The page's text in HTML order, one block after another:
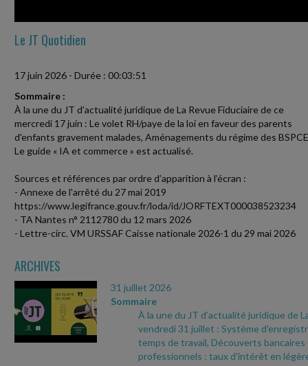
Le JT Quotidien
17 juin 2026 - Durée : 00:03:51
Sommaire :
À la une du JT d’actualité juridique de La Revue Fiduciaire de ce
mercredi 17 juin : Le volet RH/paye de la loi en faveur des parents
d'enfants gravement malades, Aménagements du régime des
Le guide « IA et commerce » est actualisé.
Sources et références par ordre d’apparition à l’écran :
- Annexe de l'arrêté du 27 mai 2019
https://www.legifrance.gouv.fr/loda/id/JORFTEXT000038523234
- TA Nantes n° 2112780 du 12 mars 2026
- Lettre-circ. VM URSSAF Caisse nationale 2026-1 du 29 mai 2026
ARCHIVES
31 juillet 2026
Sommaire
À la une du JT d’actualité juridique de
vendredi 31 juillet : Système
temps de travail, Découverts
professionnels : taux d'intérêt en